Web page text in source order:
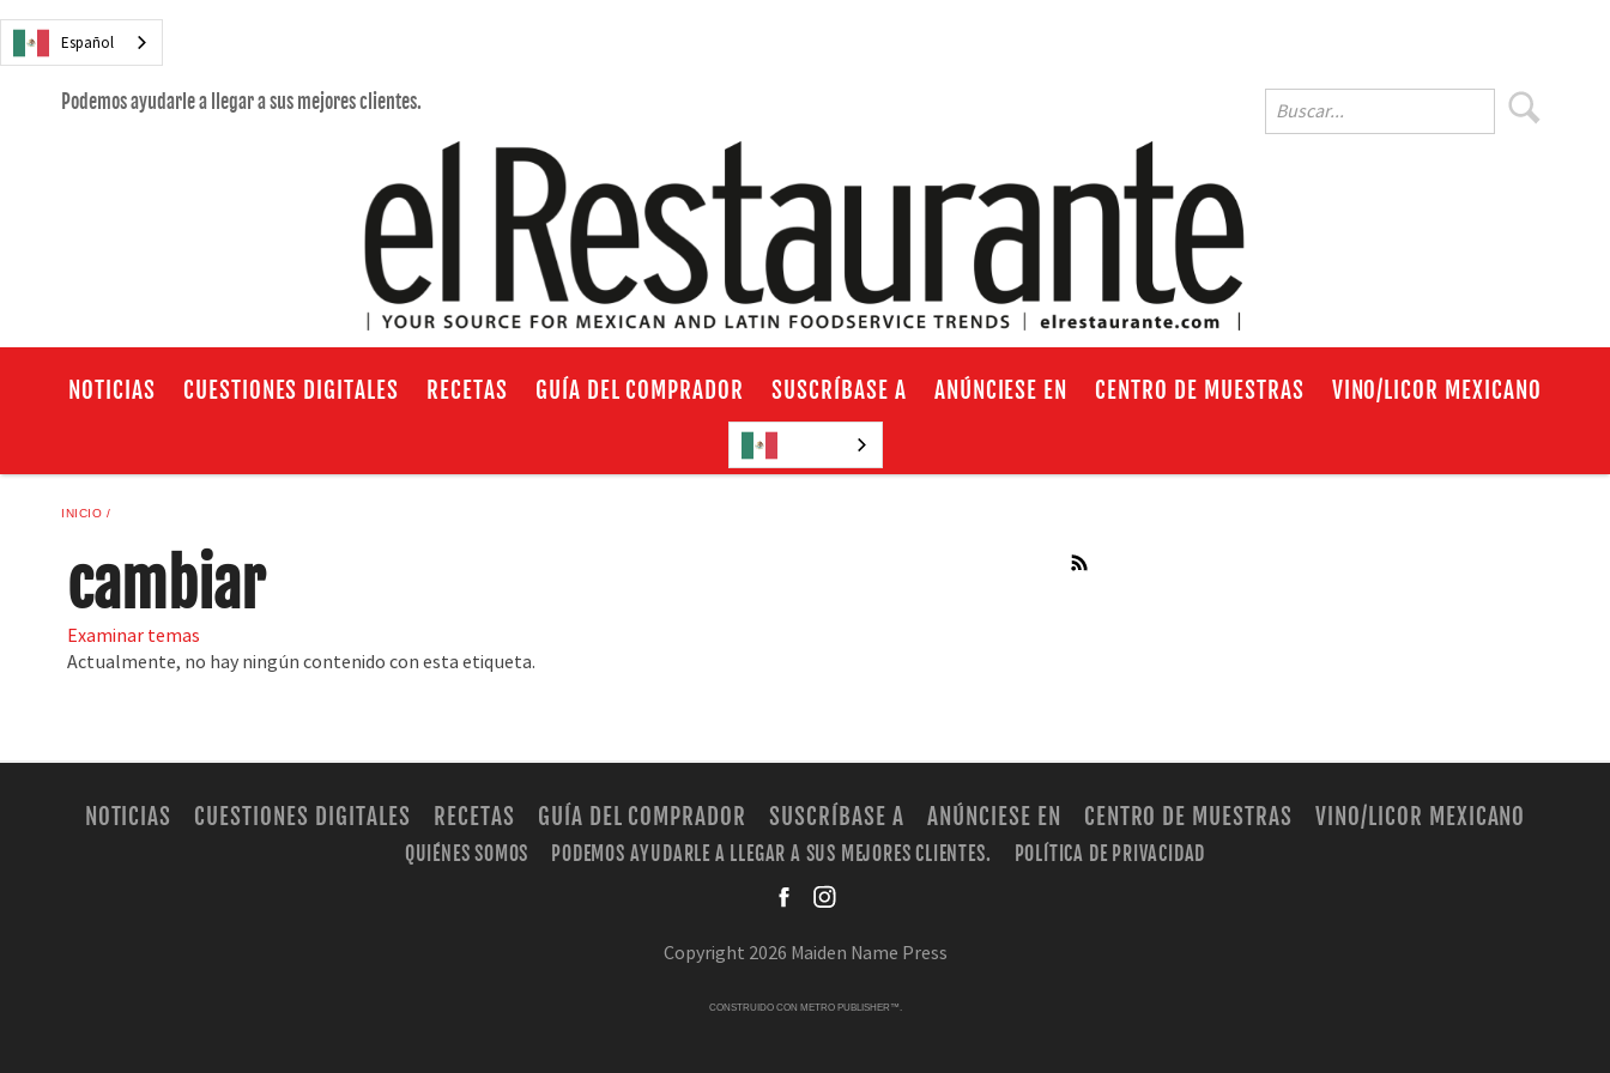
Español
Podemos ayudarle a llegar a sus mejores clientes.
NOTICIAS CUESTIONES DIGITALES RECETAS GUÍA DEL COMPRADOR SUSCRÍBASE A ANÚNCIESE EN CENTRO DE MUESTRAS VINO/LICOR MEXICANO
INICIO
cambiar
Examinar temas
Actualmente, no hay ningún contenido con esta etiqueta.
NOTICIAS CUESTIONES DIGITALES RECETAS GUÍA DEL COMPRADOR SUSCRÍBASE A ANÚNCIESE EN CENTRO DE MUESTRAS VINO/LICOR MEXICANO
QUIÉNES SOMOS PODEMOS AYUDARLE A LLEGAR A SUS MEJORES CLIENTES.
POLÍTICA DE PRIVACIDAD
Copyright 2026 Maiden Name Press
CONSTRUIDO CON METRO PUBLISHER™.